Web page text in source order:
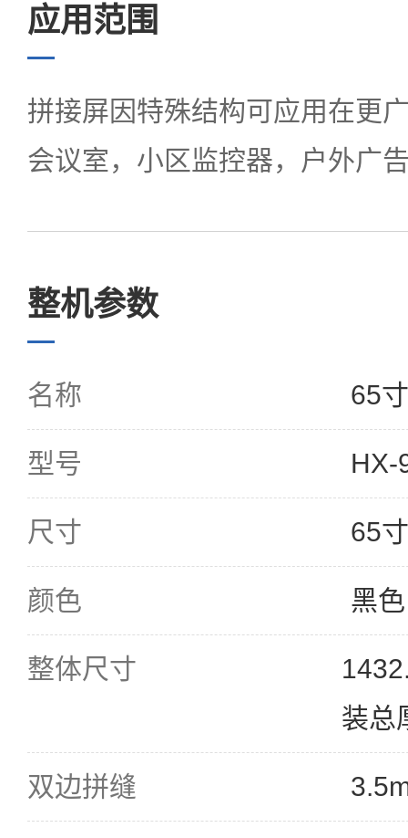
应用范围
拼接屏因特殊结构可应用在更
会议室，小区监控器，户外广
整机参数
名称 65
型号 HX-
尺寸 65寸
颜色 黑色
整体尺寸
装总
双边拼缝